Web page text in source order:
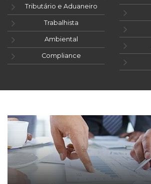
Tributário e Aduaneiro
Trabalhista
Ambiental
Compliance